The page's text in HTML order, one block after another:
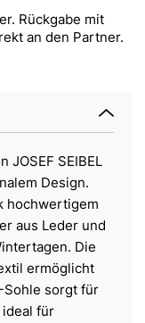
Rückgabe mit
an den Partner.
JOSEF SEIBEL
Design.
hochwertigem
aus Leder und
Die
ermöglicht
Sohle sorgt für
für